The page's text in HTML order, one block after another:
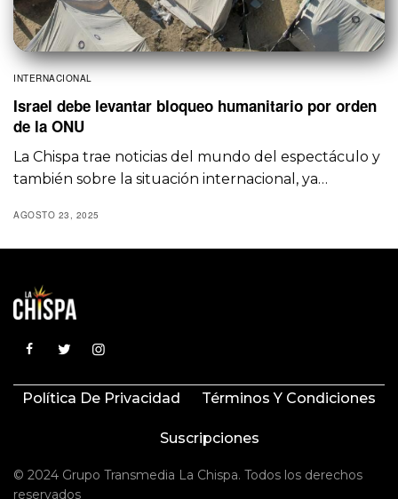
INTERNACIONAL
Israel debe levantar bloqueo humanitario por orden
de la ONU
La Chispa trae noticias del mundo del espectáculo y
también sobre la situación internacional, ya…
AGOSTO 23, 2025
Política De Privacidad Términos Y Condiciones
Suscripciones
© 2024 Grupo Transmedia La Chispa. Todos los derechos
reservados